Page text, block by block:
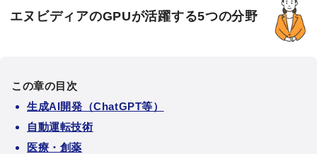
エヌビディアのGPUが活躍する5つの分野
この章の目次
生成AI開発（ChatGPT等）
自動運転技術
医療・創薬